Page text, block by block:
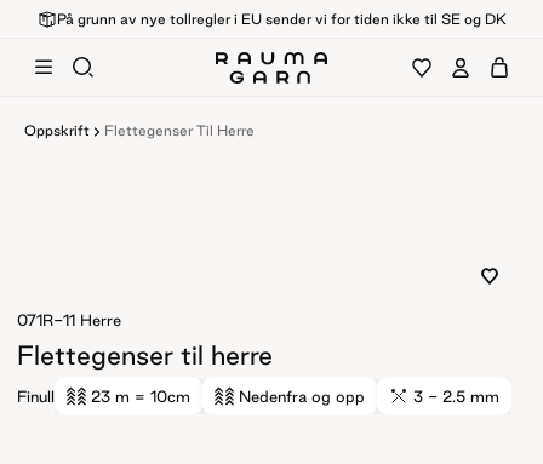
På grunn av nye tollregler i EU sender vi for tiden ikke til SE og DK
Oppskrift Flettegenser Til Herre
071R-11 Herre
Flettegenser til herre
Finull 23 m = 10cm Nedenfra og opp 3 - 2.5 mm